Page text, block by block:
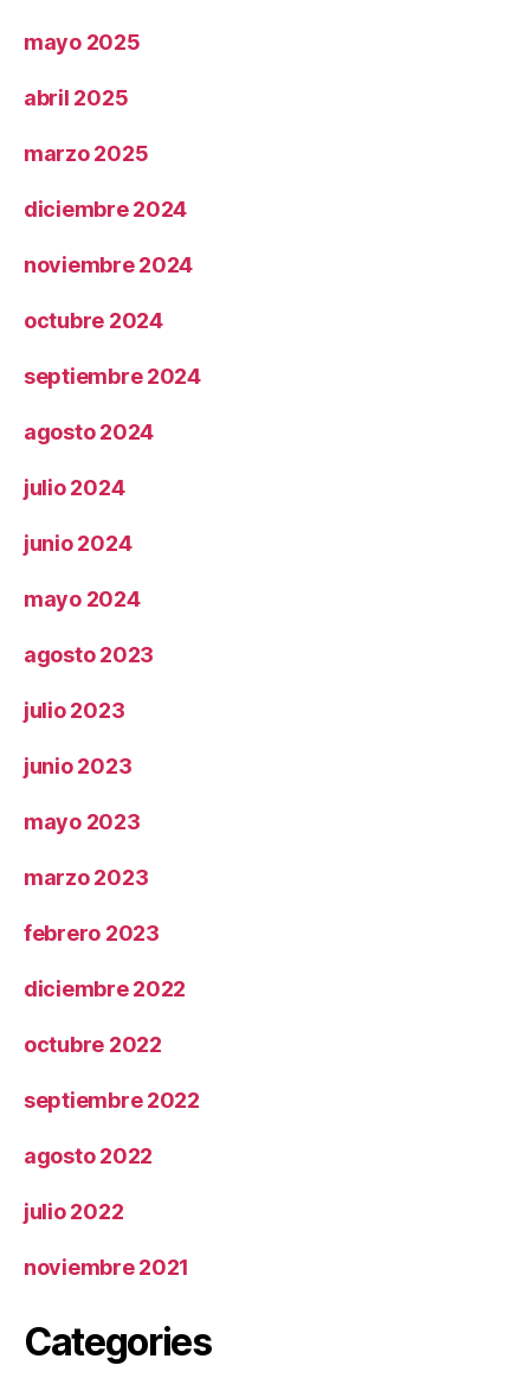
mayo 2025
abril 2025
marzo 2025
diciembre 2024
noviembre 2024
octubre 2024
septiembre 2024
agosto 2024
julio 2024
junio 2024
mayo 2024
agosto 2023
julio 2023
junio 2023
mayo 2023
marzo 2023
febrero 2023
diciembre 2022
octubre 2022
septiembre 2022
agosto 2022
julio 2022
noviembre 2021
Categories